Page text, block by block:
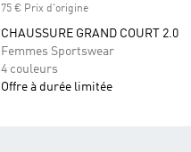
75 € Prix d'origine
CHAUSSURE GRAND COURT 2.0
Femmes Sportswear
4 couleurs
Offre à durée limitée